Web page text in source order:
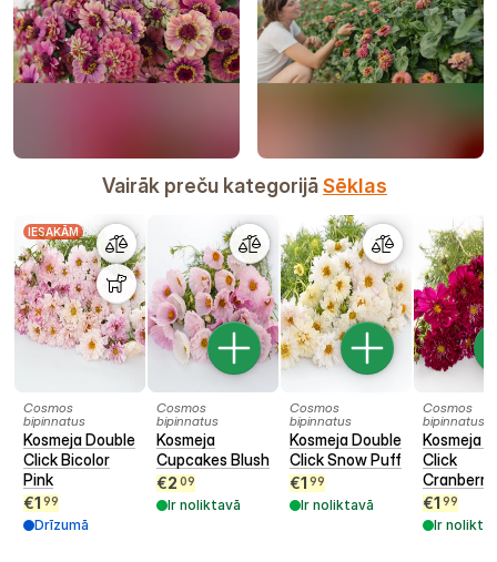
Vairāk preču kategorijāSēklas
IESAKĀM
Cosmos
bipinnatus
Kosmeja Double
Click Bicolor
Pink
€1 99
Drīzumā
Cosmos
bipinnatus
Kosmeja
Cupcakes Blush
€2 09
Ir noliktavā
Cosmos
bipinnatus
Kosmeja Double
Click Snow Puff
€1 99
Ir noliktavā
Cosmos
bipinnatus
Kosmeja
Click
€1 99
Ir